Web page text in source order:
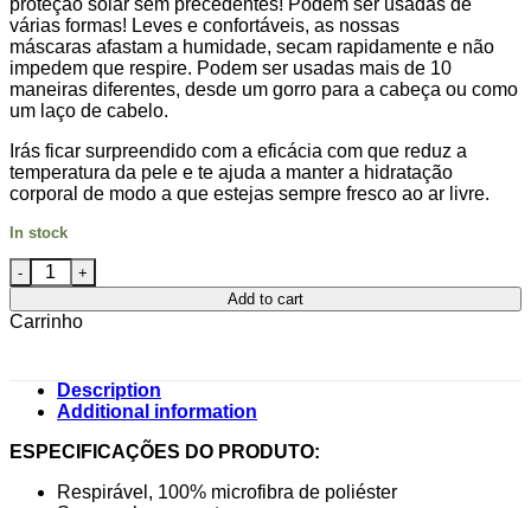
10.00€.5.00€.
proteção solar sem precedentes! Podem ser usadas de
várias formas! Leves e confortáveis, as nossas
máscaras afastam a humidade, secam rapidamente e não
impedem que respire. Podem ser usadas mais de 10
maneiras diferentes, desde um gorro para a cabeça ou como
um laço de cabelo.
Irás ficar surpreendido com a eficácia com que reduz a
temperatura da pele e te ajuda a manter a hidratação
corporal de modo a que estejas sempre fresco ao ar livre.
In stock
PATAS VERDE quantity
Add to cart
Carrinho
Description
Additional information
ESPECIFICAÇÕES DO PRODUTO:
Respirável, 100% microfibra de poliéster